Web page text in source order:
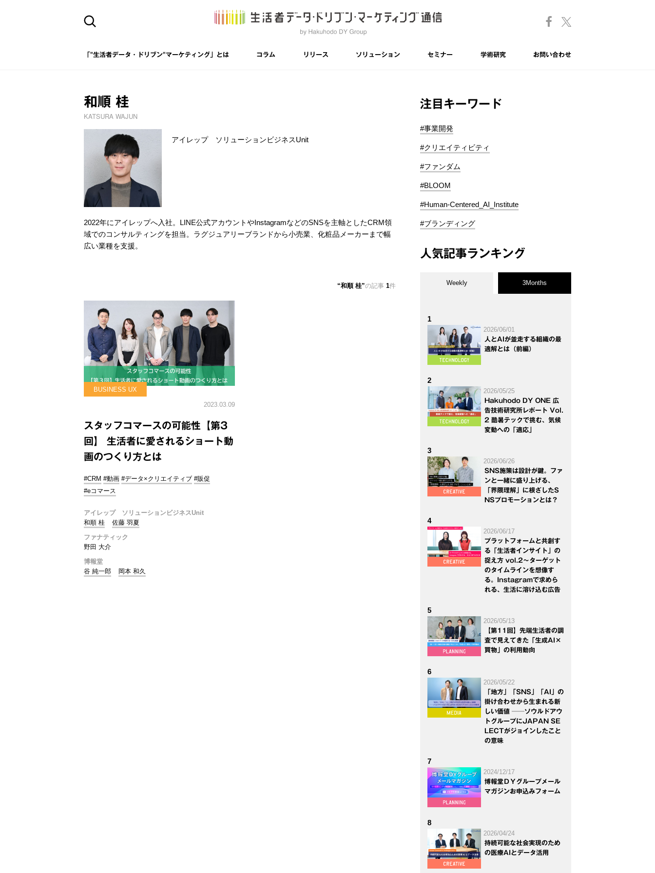
「"生活者データ・ドリブン"マーケティング」とは コラム リリース ソリューション セミナー 学術研究 お問い合わせ
和順 桂
KATSURA WAJUN
アイレップ ソリューションビジネスUnit
2022年にアイレップへ入社。LINE公式アカウントやInstagramなどのSNSを主軸としたCRM領
域でのコンサルティングを担当。ラグジュアリーブランドから小売業、化粧品メーカーまで幅
広い業種を支援。
和順 桂 の記事 1件
BUSINESS UX
2023.03.09
スタッフコマースの可能性【第3
回】 生活者に愛されるショート動
画のつくり方とは
#CRM #動画 #データ×クリエイティブ #販促
#eコマース
アイレップ ソリューションビジネスUnit
和順 桂
佐藤 羽夏
ファナティック
野田 大介
博報堂
谷 純一郎
岡本 和久
注目キーワード
#事業開発
#クリエイティビティ
#ファンダム
#BLOOM
#Human-Centered_AI_Institute
#ブランディング
人気記事ランキング
Weekly 3Months
1
2026/06/01
人とAIが並走する組織の最
適解とは（前編）
2
2026/05/25
Hakuhodo DY ONE 広
告技術研究所レポート Vol.
2 酷暑テックで挑む、気候
変動への「適応」
3
2026/06/26
SNS施策は設計が鍵。ファ
ンと一緒に盛り上げる、
「界隈理解」に根ざしたS
NSプロモーションとは？
4
2026/06/17
プラットフォームと共創す
る「生活者インサイト」の
捉え方 vol.2～ターゲット
のタイムラインを想像す
る。Instagramで求めら
れる、生活に溶け込む広告
5
2026/05/13
【第11回】先端生活者の調
査で見えてきた「生成AI×
買物」の利用動向
6
2026/05/22
「地方」「SNS」「AI」の
掛け合わせから生まれる新
しい価値 ──ソウルドアウ
トグループにJAPAN SE
LECTがジョインしたこと
の意味
7
2024/12/17
博報堂ＤＹグループメール
マガジンお申込みフォーム
8
2026/04/24
持続可能な社会実現のため
の医療AIとデータ活用